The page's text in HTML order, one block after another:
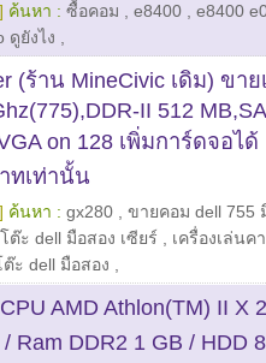
ค้นหา : ซื้อคอม e8400
e8400
ดูยังไง
(ร้าน MineCivic เดิม) ขาย
II 512
on 128 เพิ่มการ์ดจอได้
ทเท่านั้น
ค้นหา : gx280
ขายคอม dell 755
ต๊ะ dell มือสอง เซียร์
เครื่องเล่นค
ะ dell มือสอง
AMD Athlon(TM) II X
/ Ram DDR2 1 GB / HDD